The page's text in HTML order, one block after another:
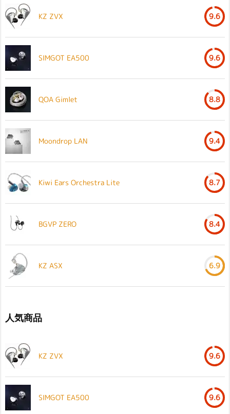
KZ ZVX 9.6
SIMGOT EA500 9.6
QOA Gimlet 8.8
Moondrop LAN 9.4
Kiwi Ears Orchestra Lite 8.7
BGVP ZERO 8.4
KZ ASX 6.9
人気商品
KZ ZVX 9.6
SIMGOT EA500 9.6